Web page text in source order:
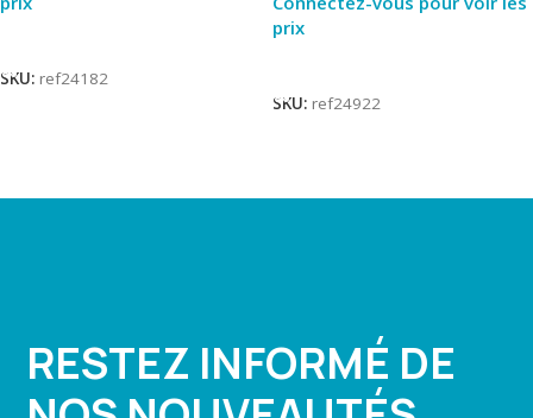
SKU: ref24182
prix
SKU: ref24922
RESTEZ INFORMÉ DE